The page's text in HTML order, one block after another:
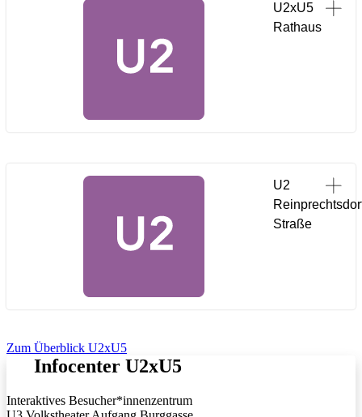
U2xU5
Rathaus
U2
Straße
Zum Überblick U2xU5
Infocenter U2xU5
Interaktives Besucher*innenzentrum